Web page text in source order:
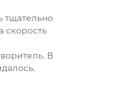
тщательно
скорость
В